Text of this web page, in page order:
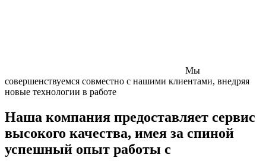
Мы
совершенствуемся совместно с нашими клиентами, внедряя
новые технологии в работе
Наша компания предоставляет сервис
высокого качества, имея за спиной
успешный опыт работы с